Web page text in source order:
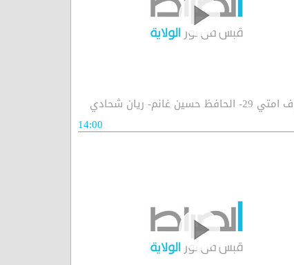
حسين غانم- ريان شحادي
14:00